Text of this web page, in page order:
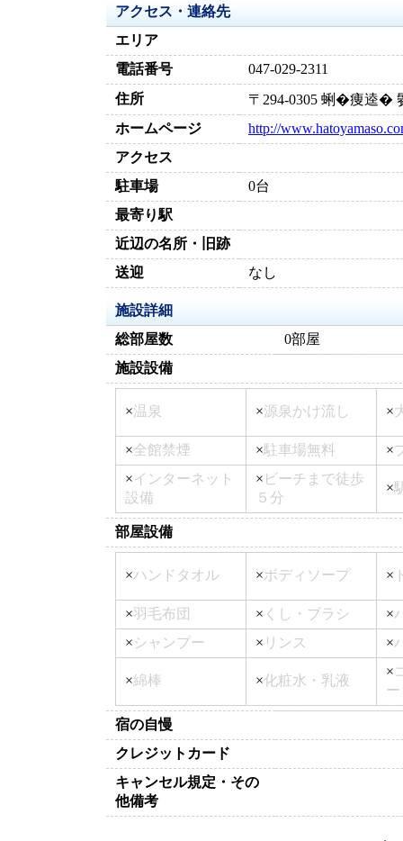
アクセス・連絡先
エリア
電話番号
047-029-2311
住所
〒294-0305 蜊�痩逵
ホームページ
http://
アクセス
駐車場
0台
最寄り駅
近辺の名所・旧跡
送迎
なし
施設詳細
総部屋数
0部屋
施設設備
×温泉 ×源泉かけ流し ×
×全館禁煙 ×駐車場無料 ×
×インターネット
設備
× ビーチまで徒歩
５分
×
部屋設備
×ハンドタオル ×ボディソープ ×
×羽毛布団 × くし・ブラシ ×
×シャンプー × リンス ×
×綿棒 ×化粧水・乳液
×
ー
宿の自慢
クレジットカード
キャンセル規定・その
他備考